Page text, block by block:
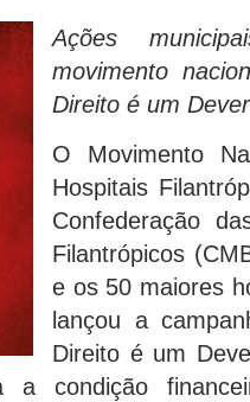
Ações
movimento
Direito é um
O Movimento
Hospitais
Confederação
Filantrópicos
e os 50 maiores
lançou a
Direito é um
a condição